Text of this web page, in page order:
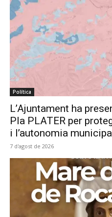
Política
L’Ajuntament ha
Pla PLATER per
i l’autonomia
7 d'agost de 2026